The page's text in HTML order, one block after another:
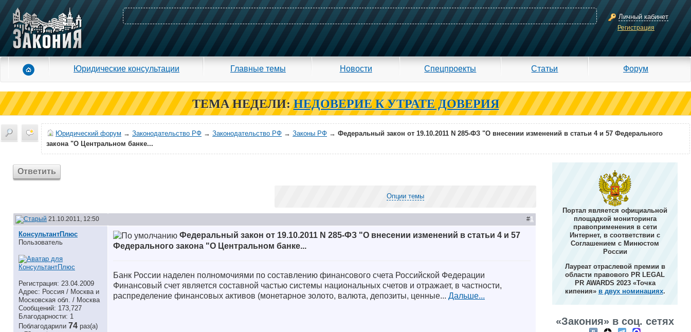
Личный кабинет
Регистрация
Юридические консультации Главные темы Новости Спецпроекты Статьи Форум
ТЕМА НЕДЕЛИ: НЕДОВЕРИЕ К УТРАТЕ ДОВЕРИЯ
Юридический форум → Законодательство РФ → Законодательство РФ → Законы РФ → Федеральный закон от 19.10.2011 N 285-ФЗ "О внесении изменений в статьи 4 и 57 Федерального
закона "О Центральном банке...
Ответить
Опции темы
21.10.2011, 12:50 #1
КонсультантПлюс
Пользователь
Регистрация: 23.04.2009
Адрес: Россия / Москва и
Московская обл. / Москва
Сообщений: 173,727
Благодарности: 1
Поблагодарили 74 раз(а)
Федеральный закон от 19.10.2011 N 285-ФЗ "О внесении изменений в статьи 4 и 57
Федерального закона "О Центральном банке...
Банк России наделен полномочиями по составлению финансового счета Российской Федерации
Финансовый счет является составной частью системы национальных счетов и отражает, в частности,
распределение финансовых активов (монетарное золото, валюта, депозиты, ценные... Дальше...
Портал является официальной
площадкой мониторинга
правоприменения в сети
Интернет, в соответствии с
Соглашением с Минюстом
России
Лауреат отраслевой премии в
области правового PR LEGAL
PR AWARDS 2023 «Точка
кипения» в двух номинациях.
«Закония» в соц. сетях